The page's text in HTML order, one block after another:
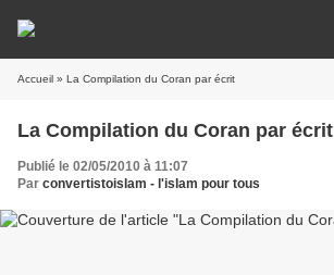
Accueil » La Compilation du Coran par écrit
La Compilation du Coran par écrit
Publié le 02/05/2010 à 11:07
Par convertistoislam - l'islam pour tous